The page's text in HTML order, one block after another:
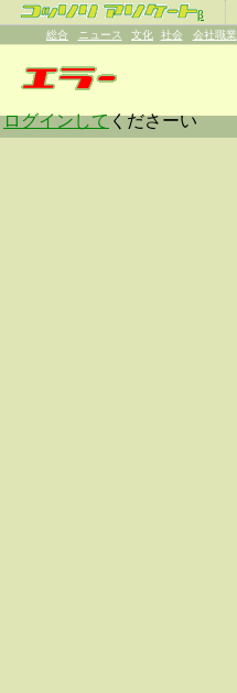
β
総合 ニュース 文化 社会 会社職業
ログインしてくださーい